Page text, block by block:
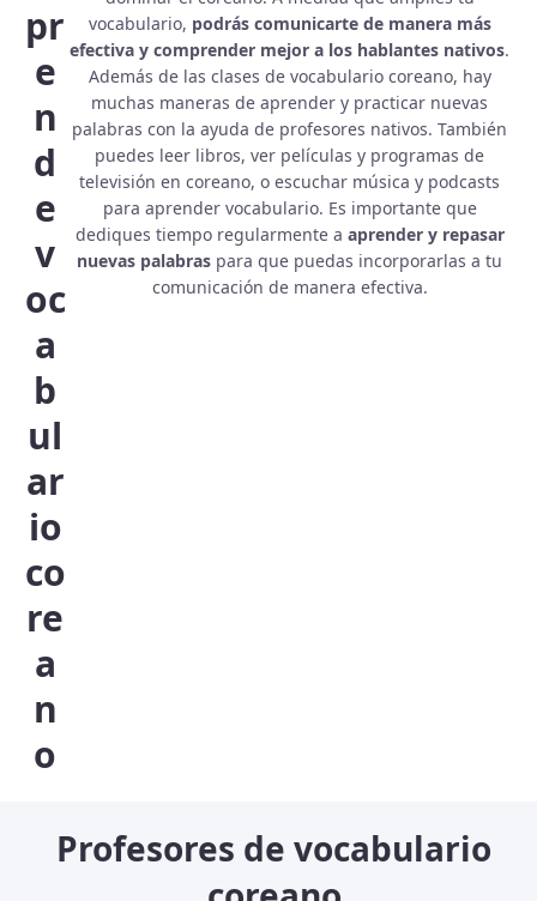
pr
e
n
d
e
v
oc
a
b
ul
ar
io
co
re
a
n
o
vocabulario, podrás comunicarte de manera más
efectiva y comprender mejor a los hablantes nativos.
Además de las clases de vocabulario coreano, hay
muchas maneras de aprender y practicar nuevas
palabras con la ayuda de profesores nativos. También
puedes leer libros, ver películas y programas de
televisión en coreano, o escuchar música y podcasts
para aprender vocabulario. Es importante que
dediques tiempo regularmente a aprender y repasar
nuevas palabras para que puedas incorporarlas a tu
comunicación de manera efectiva.
Profesores de vocabulario